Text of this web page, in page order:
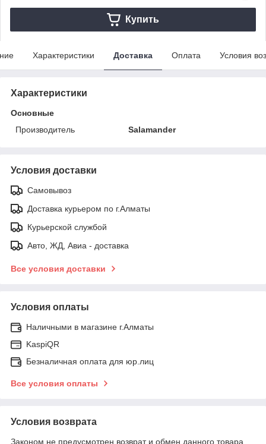
Купить
Характеристики Доставка Оплата Условия
Характеристики
Основные
Производитель
Salamander
Условия доставки
Самовывоз
Доставка курьером по г.Алматы
Курьерской службой
Авто, ЖД, Авиа - доставка
Все условия доставки
Условия оплаты
Наличными в магазине г.Алматы
KaspiQR
Безналичная оплата для юр.лиц
Все условия оплаты
Условия возврата
Законом не предусмотрен возврат и обмен данного товара